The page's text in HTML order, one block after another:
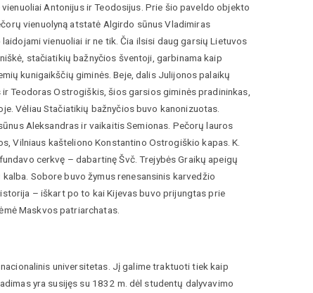
Antonijus ir Teodosijus. Prie šio paveldo objekto
vienuolyną atstatė Algirdo sūnus Vladimiras
vienuoliai ir ne tik. Čia ilsisi daug garsių Lietuvos
stačiatikių bažnyčios šventoji, garbinama kaip
kunigaikščių giminės. Beje, dalis Julijonos palaikų
Teodoras Ostrogiškis, šios garsios giminės pradininkas,
Vėliau Stačiatikių bažnyčios buvo kanonizuotas.
Aleksandras ir vaikaitis Semionas. Pečorų lauros
Vilniaus kašteliono Konstantino Ostrogiškio kapas. K.
cerkvę – dabartinę Švč. Trejybės Graikų apeigų
Sobore buvo žymus renesansinis karvedžio
– iškart po to kai Kijevas buvo prijungtas prie
Maskvos patriarchatas.
universitetas. Jį galime traktuoti tiek kaip
yra susijęs su 1832 m. dėl studentų dalyvavimo